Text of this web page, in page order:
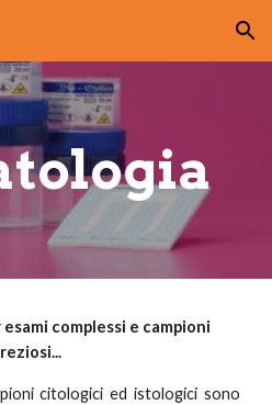
Skip to navigation
complessi e campioni
citologici ed istologici sono